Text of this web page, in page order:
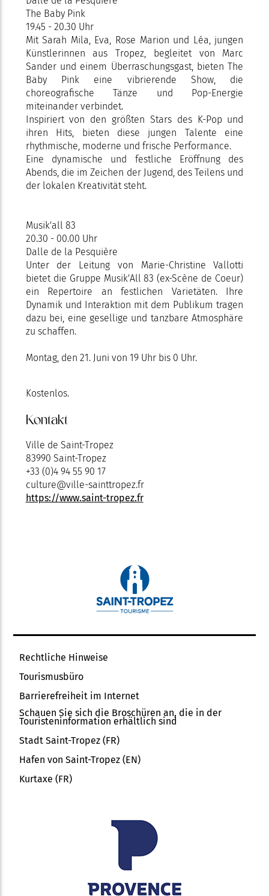
The Baby Pink
19.45 - 20.30 Uhr
Mit Sarah Mila, Eva, Rose Marion und Léa, jungen
Künstlerinnen aus Tropez, begleitet von Marc
Sander und einem Überraschungsgast, bieten The
Baby Pink eine vibrierende Show, die
choreografische Tänze und Pop-Energie
miteinander verbindet.
Inspiriert von den größten Stars des K-Pop und
ihren Hits, bieten diese jungen Talente eine
rhythmische, moderne und frische Performance.
Eine dynamische und festliche Eröffnung des
Abends, die im Zeichen der Jugend, des Teilens und
der lokalen Kreativität steht.
Musik'all 83
20.30 - 00.00 Uhr
Dalle de la Pesquière
Unter der Leitung von Marie-Christine Vallotti
bietet die Gruppe Musik'All 83 (ex-Scène de Coeur)
ein Repertoire an festlichen Varietäten. Ihre
Dynamik und Interaktion mit dem Publikum tragen
dazu bei, eine gesellige und tanzbare Atmosphäre
zu schaffen.
Montag, den 21. Juni von 19 Uhr bis 0 Uhr.
Kostenlos.
Kontakt
Ville de Saint-Tropez
83990 Saint-Tropez
+33 (0)4 94 55 90 17
culture@ville-sainttropez.fr
https://www.saint-tropez.fr
Rechtliche Hinweise
Tourismusbüro
Barrierefreiheit im Internet
Schauen Sie sich die Broschüren an, die in der
Touristeninformation erhältlich sind
Stadt Saint-Tropez (FR)
Hafen von Saint-Tropez (EN)
Kurtaxe (FR)